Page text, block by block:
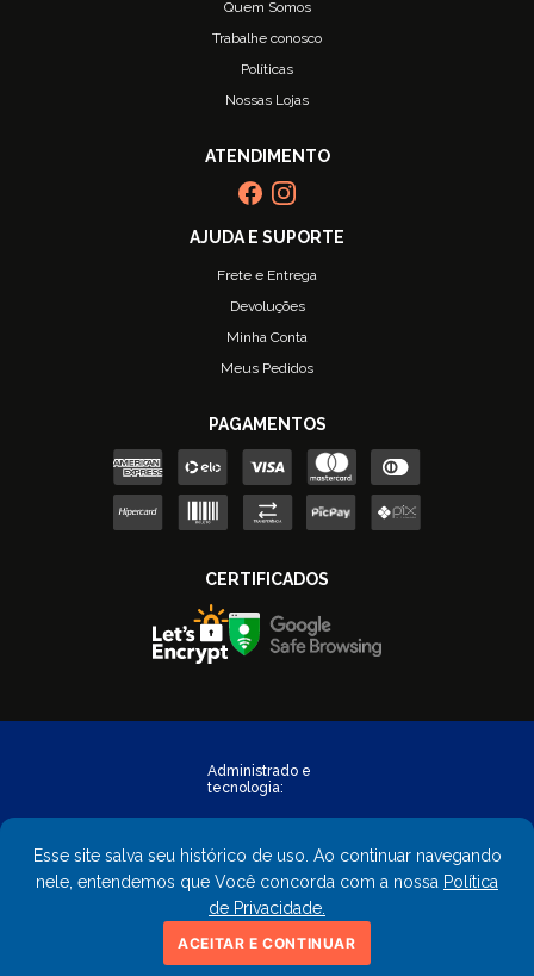
Esse site salva seu histórico de uso. Ao continuar navegando
nele, entendemos que Você concorda com a nossa Política
de Privacidade.
ACEITAR E CONTINUAR
Quem Somos
Trabalhe conosco
Políticas
Nossas Lojas
Frete e Entrega
Devoluções
Minha Conta
Meus Pedidos
Copyright © 2023 - FastObra. Todos os direitos reservados.
CNPJ: 02.559.428/0001-02